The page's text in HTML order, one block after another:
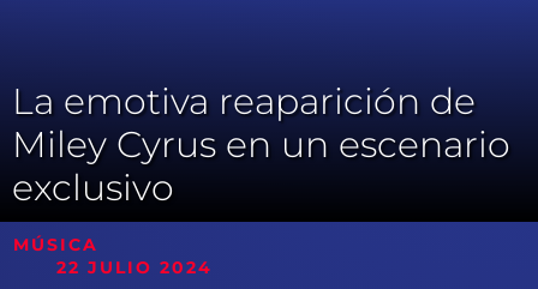
La emotiva reaparición de
Miley Cyrus en un escenario
exclusivo
MÚSICA
22 JULIO 2024